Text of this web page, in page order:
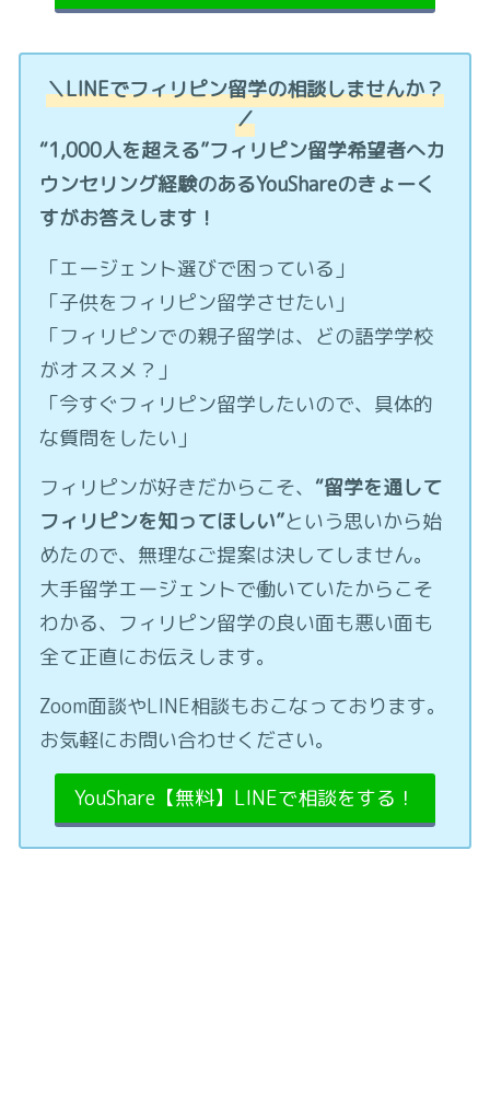
＼LINEでフィリピン留学の相談しませんか？
／
“1,000人を超える”フィリピン留学希望者へカ
ウンセリング経験のあるYouShareのきょーく
すがお答えします！
「エージェント選びで困っている」
「子供をフィリピン留学させたい」
「フィリピンでの親子留学は、どの語学学校
がオススメ？」
「今すぐフィリピン留学したいので、具体的
な質問をしたい」
フィリピンが好きだからこそ、 “留学を通して
フィリピンを知ってほしい”という思いから始
めたので、無理なご提案は決してしません。
大手留学エージェントで働いていたからこそ
わかる、フィリピン留学の良い面も悪い面も
全て正直にお伝えします。
Zoom面談やLINE相談もおこなっております。
お気軽にお問い合わせください。
YouShare【無料】LINEで相談をする！